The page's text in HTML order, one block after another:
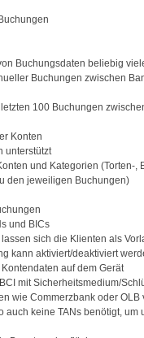
Buchungsdaten beliebig
Buchungen zwischen
100 Buchungen
Konten
unterstützt
und Kategorien (Torten-,
den jeweiligen Buchungen)
und BICs
sich die Klienten als
kann aktiviert/deaktiviert
auf dem Gerät
mit Sicherheitsmedium/
wie Commerzbank oder OLB
auch keine TANs benötigt, um